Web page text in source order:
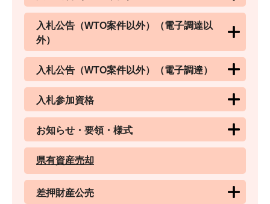
入札公告（WTO案件以外）（電子調達以
外）
入札公告（WTO案件以外）（電子調達）
入札参加資格
お知らせ・要領・様式
県有資産売却
差押財産公売